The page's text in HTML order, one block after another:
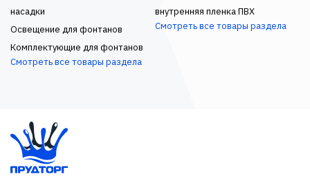
насадки
Освещение для фонтанов
Комплектующие для фонтанов
Смотреть все товары раздела
внутренняя пленка ПВХ
Смотреть все товары раздела